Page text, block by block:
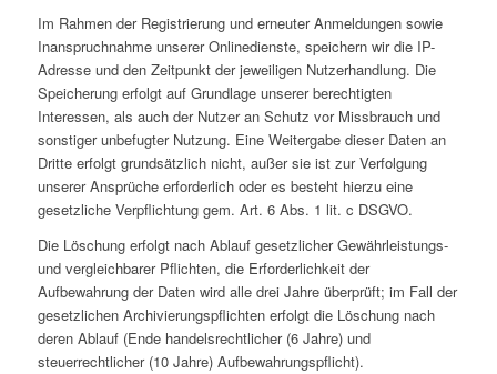
Im Rahmen der Registrierung und erneuter Anmeldungen sowie
Inanspruchnahme unserer Onlinedienste, speichern wir die IP-
Adresse und den Zeitpunkt der jeweiligen Nutzerhandlung. Die
Speicherung erfolgt auf Grundlage unserer berechtigten
Interessen, als auch der Nutzer an Schutz vor Missbrauch und
sonstiger unbefugter Nutzung. Eine Weitergabe dieser Daten an
Dritte erfolgt grundsätzlich nicht, außer sie ist zur Verfolgung
unserer Ansprüche erforderlich oder es besteht hierzu eine
gesetzliche Verpflichtung gem. Art. 6 Abs. 1 lit. c DSGVO.
Die Löschung erfolgt nach Ablauf gesetzlicher Gewährleistungs-
und vergleichbarer Pflichten, die Erforderlichkeit der
Aufbewahrung der Daten wird alle drei Jahre überprüft; im Fall der
gesetzlichen Archivierungspflichten erfolgt die Löschung nach
deren Ablauf (Ende handelsrechtlicher (6 Jahre) und
steuerrechtlicher (10 Jahre) Aufbewahrungspflicht).